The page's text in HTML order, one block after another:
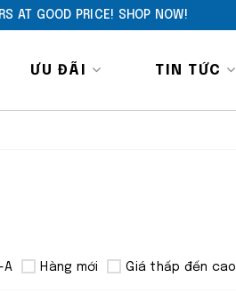
AT GOOD PRICE! SHOP NOW!
ƯU ĐÃI TIN TỨC
A Hàng mới Giá thấp đến cao